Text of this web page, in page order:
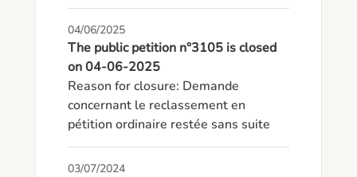
04/06/2025
The public petition n°3105 is closed
on 04-06-2025
Reason for closure: Demande
concernant le reclassement en
pétition ordinaire restée sans suite
03/07/2024